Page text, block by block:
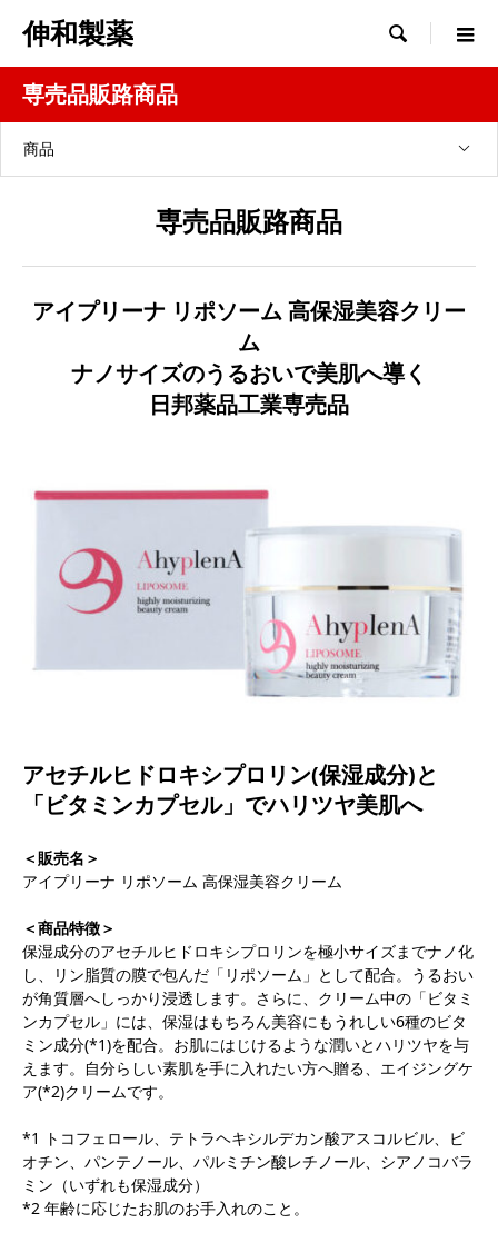
伸和製薬 
専売品販路商品
商品
専売品販路商品
アイプリーナ リポソーム 高保湿美容クリー
ム
ナノサイズのうるおいで美肌へ導く
日邦薬品工業専売品
アセチルヒドロキシプロリン(保湿成分)と
「ビタミンカプセル」でハリツヤ美肌へ
＜販売名＞
アイプリーナ リポソーム 高保湿美容クリーム
＜商品特徴＞
保湿成分のアセチルヒドロキシプロリンを極小サイズまでナノ化
し、リン脂質の膜で包んだ「リポソーム」として配合。うるおい
が角質層へしっかり浸透します。さらに、クリーム中の「ビタミ
ンカプセル」には、保湿はもちろん美容にもうれしい6種のビタ
ミン成分(*1)を配合。お肌にはじけるような潤いとハリツヤを与
えます。自分らしい素肌を手に入れたい方へ贈る、エイジングケ
ア(*2)クリームです。
*1 トコフェロール、テトラヘキシルデカン酸アスコルビル、ビ
オチン、パンテノール、パルミチン酸レチノール、シアノコバラ
ミン（いずれも保湿成分）
*2 年齢に応じたお肌のお手入れのこと。